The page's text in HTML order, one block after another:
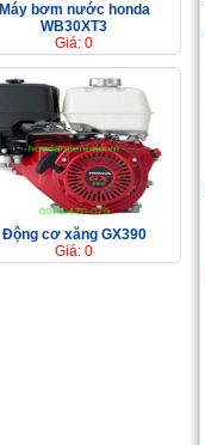
Máy bơm nước honda
WB30XT3
Giá: 0
Động cơ xăng GX390
Giá: 0